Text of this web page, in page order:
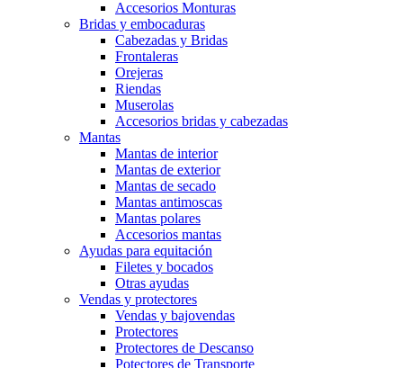
Accesorios Monturas
Bridas y embocaduras
Cabezadas y Bridas
Frontaleras
Orejeras
Riendas
Muserolas
Accesorios bridas y cabezadas
Mantas
Mantas de interior
Mantas de exterior
Mantas de secado
Mantas antimoscas
Mantas polares
Accesorios mantas
Ayudas para equitación
Filetes y bocados
Otras ayudas
Vendas y protectores
Vendas y bajovendas
Protectores
Protectores de Descanso
Potectores de Transporte